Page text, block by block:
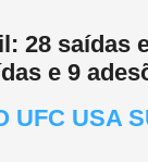
28 saídas
e 9
UFC USA